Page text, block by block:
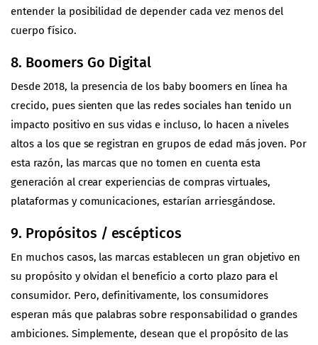
entender la posibilidad de depender cada vez menos del
cuerpo físico.
8. Boomers Go Digital
Desde 2018, la presencia de los baby boomers en línea ha
crecido, pues sienten que las redes sociales han tenido un
impacto positivo en sus vidas e incluso, lo hacen a niveles
altos a los que se registran en grupos de edad más joven. Por
esta razón, las marcas que no tomen en cuenta esta
generación al crear experiencias de compras virtuales,
plataformas y comunicaciones, estarían arriesgándose.
9. Propósitos / escépticos
En muchos casos, las marcas establecen un gran objetivo en
su propósito y olvidan el beneficio a corto plazo para el
consumidor. Pero, definitivamente, los consumidores
esperan más que palabras sobre responsabilidad o grandes
ambiciones. Simplemente, desean que el propósito de las